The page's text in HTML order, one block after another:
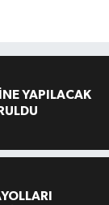
YAPILACAK